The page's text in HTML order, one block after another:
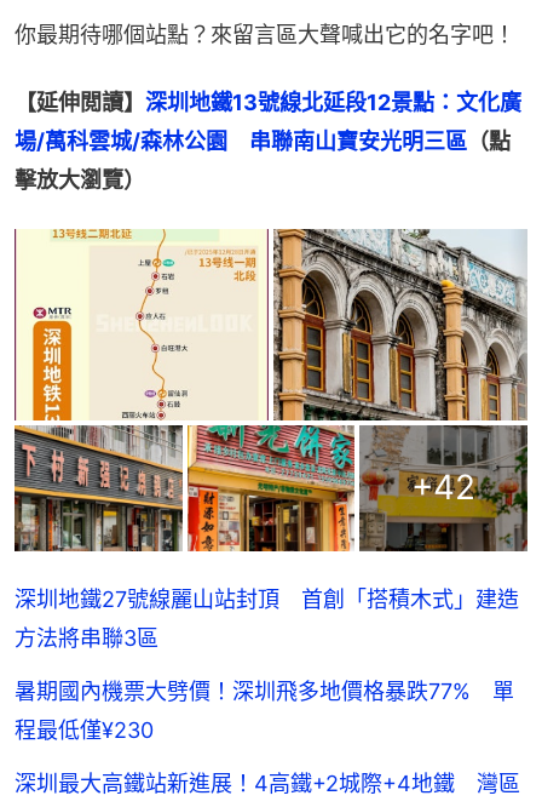
你最期待哪個站點？來留言區大聲喊出它的名字吧！
【延伸閲讀】 深圳地鐵13號線北延段12景點：文化廣
場/萬科雲城/森林公園　串聯南山寶安光明三區 （點
擊放大瀏覽）
+42
深圳地鐵27號線麗山站封頂 首創「搭積木式」建造
方法將串聯3區
暑期國內機票大劈價！深圳飛多地價格暴跌77% 單
程最低僅¥230
深圳最大高鐵站新進展！4高鐵+2城際+4地鐵 灣區